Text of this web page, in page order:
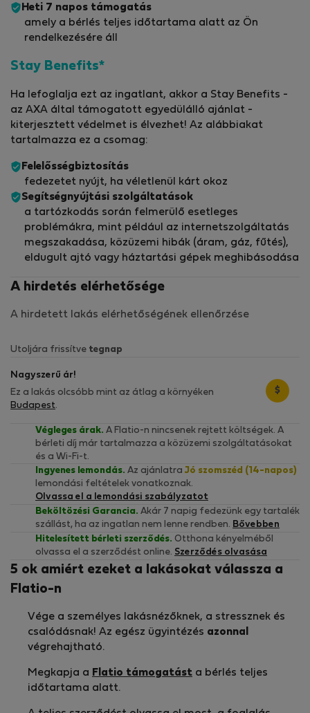
Heti 7 napos támogatás
amely a bérlés teljes időtartama alatt az Ön
rendelkezésére áll
Stay Benefits*
Ha lefoglalja ezt az ingatlant, akkor a Stay Benefits -
az AXA által támogatott egyedülálló ajánlat -
kiterjesztett védelmet is élvezhet! Az alábbiakat
tartalmazza ez a csomag:
Felelősségbiztosítás
fedezetet nyújt, ha véletlenül kárt okoz
Segítségnyújtási szolgáltatások
a tartózkodás során felmerülő esetleges
problémákra, mint például az internetszolgáltatás
megszakadása, közüzemi hibák (áram, gáz, fűtés),
eldugult ajtó vagy háztartási gépek meghibásodása
A hirdetés elérhetősége
A hirdetett lakás elérhetőségének ellenőrzése
Utoljára frissítve tegnap
Nagyszerű ár!
Ez a lakás olcsóbb mint az átlag a környéken
Budapest.
$
Végleges árak. A Flatio-n nincsenek rejtett költségek. A
bérleti díj már tartalmazza a közüzemi szolgáltatásokat
és a Wi-Fi-t.
Ingyenes lemondás. Az ajánlatra Jó szomszéd (14-napos)
lemondási feltételek vonatkoznak.
Olvassa el a lemondási szabályzatot
Beköltözési Garancia. Akár 7 napig fedezünk egy tartalék
szállást, ha az ingatlan nem lenne rendben. Bővebben
Hitelesített bérleti szerződés. Otthona kényelméből
olvassa el a szerződést online. Szerződés olvasása
5 ok amiért ezeket a lakásokat válassza a
Flatio-n
Vége a személyes lakásnézőknek, a stressznek és
csalódásnak! Az egész ügyintézés azonnal
végrehajtható.
Megkapja a Flatio támogatást a bérlés teljes
időtartama alatt.